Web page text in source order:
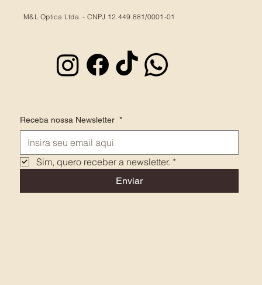
M&L Optica Ltda. - CNPJ 12.449.881/0001-01
Receba nossa Newsletter *
Sim, quero receber a newsletter. *
Enviar